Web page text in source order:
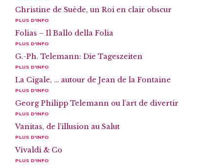
Christine de Suède, un Roi en clair obscur
PLUS D'INFO
Folias – Il Ballo della Folia
PLUS D'INFO
G.-Ph. Telemann: Die Tageszeiten
PLUS D'INFO
La Cigale, … autour de Jean de la Fontaine
PLUS D'INFO
Georg Philipp Telemann ou l’art de divertir
PLUS D'INFO
Vanitas, de l’illusion au Salut
PLUS D'INFO
Vivaldi & Co
PLUS D'INFO